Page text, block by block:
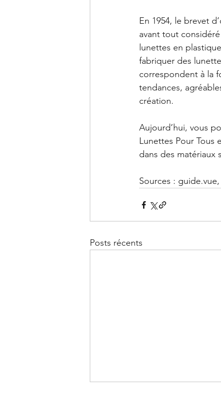
En 1954, le brevet
avant tout
lunettes en
fabriquer des
correspondent à la
tendances,
création.
Aujourd’hui, vous
Lunettes Pour
dans des matériaux
Sources : guide.vue,
Posts récents